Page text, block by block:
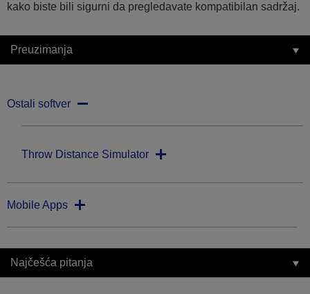
kako biste bili sigurni da pregledavate kompatibilan sadržaj.
Preuzimanja
Ostali softver
Throw Distance Simulator
Mobile Apps
Najčešća pitanja